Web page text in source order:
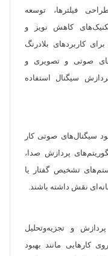
فیلترها، توسعه
کاهش نویز و
کاربردهای بلادرنگ
صوتی و تصویری و
سیگنال استفاده
سیگنال‌های صوتی کار
پردازش صدا،
تشخیص گفتار یا
نقش داشته باشند.
و تجزیه‌وتحلیل
کارهایی مانند بهبود